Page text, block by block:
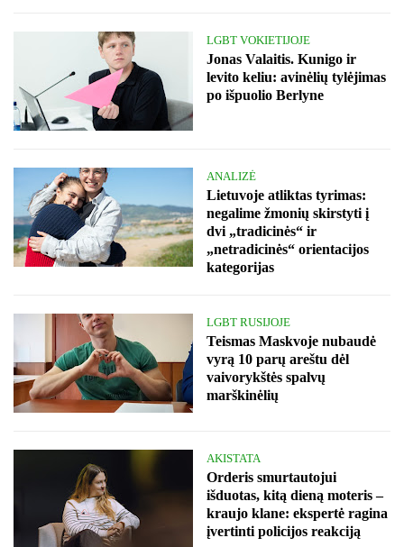
LGBT VOKIETIJOJE
Jonas Valaitis. Kunigo ir
levito keliu: avinėlių tylėjimas
po išpuolio Berlyne
ANALIZĖ
Lietuvoje atliktas tyrimas:
negalime žmonių skirstyti į
dvi „tradicinės“ ir
„netradicinės“ orientacijos
kategorijas
LGBT RUSIJOJE
Teismas Maskvoje nubaudė
vyrą 10 parų areštu dėl
vaivorykštės spalvų
marškinėlių
AKISTATA
Orderis smurtautojui
išduotas, kitą dieną moteris –
kraujo klane: ekspertė ragina
įvertinti policijos reakciją